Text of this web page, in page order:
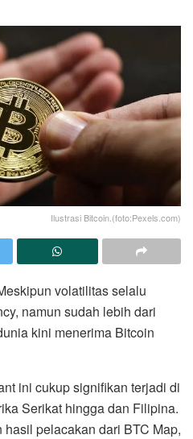
Ilustrasi Bitcoin.(foto:Pexels.com)
volatilitas selalu
namun sudah lebih dari
kini menerima Bitcoin
ini cukup signifikan terjadi di
Serikat hingga dan Filipina.
pelacakan dari BTC Map,